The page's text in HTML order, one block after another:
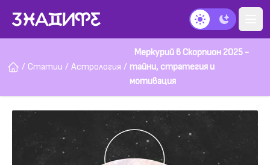
Тъмен режим
/ Статии / Астрология /
Меркурий в Скорпион 2025 -
тайни, стратегия и
мотивация